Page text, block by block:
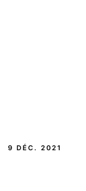
9 DÉC. 2021